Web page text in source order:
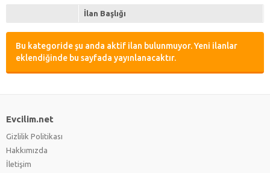
İlan Başlığı
Bu kategoride şu anda aktif ilan bulunmuyor. Yeni ilanlar
eklendiğinde bu sayfada yayınlanacaktır.
Evcilim.net
Gizlilik Politikası
Hakkımızda
İletişim